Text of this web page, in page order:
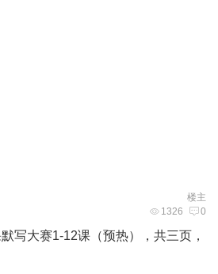
楼主
1326 0
写大赛1-12课（预热），共三页，